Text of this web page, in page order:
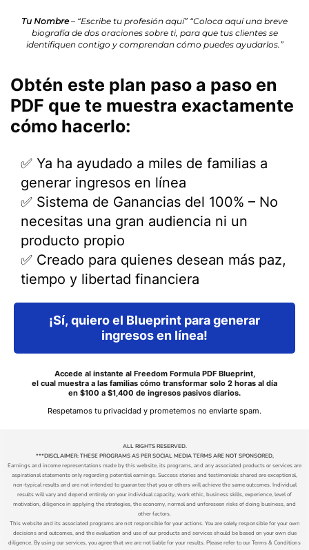
Tu Nombre– “Escribe tu profesión aquí” “Coloca aquí una breve
biografía de dos oraciones sobre ti, para que tus clientes se
identifiquen contigo y comprendan cómo puedes ayudarlos.”
Obtén este plan paso a paso en
PDF que te muestra exactamente
cómo hacerlo:
✅ Ya ha ayudado a miles de familias a
generar ingresos en línea
✅ Sistema de Ganancias del 100% – No
necesitas una gran audiencia ni un
producto propio
✅ Creado para quienes desean más paz,
tiempo y libertad financiera
¡Sí, quiero el Blueprint para generar
ingresos en línea!
Accede al instante al Freedom Formula PDF Blueprint,
el cual muestra a las familias cómo transformar solo 2 horas al día
en $100 a $1,400 de ingresos pasivos diarios.
Respetamos tu privacidad y prometemos no enviarte spam.
ALL RIGHTS RESERVED.
***DISCLAIMER: THESE PROGRAMS AS PER SOCIAL MEDIA TERMS ARE NOT SPONSORED,
Earnings and income representations made by this website, its programs, and any associated products or services are
aspirational statements only regarding potential earnings. Success stories and testimonials shared are exceptional,
non-typical results and are not intended to guarantee that you or others will achieve the same outcomes. Individual
results will vary and depend entirely on your individual capacity, work ethic, business skills, experience, level of
motivation, diligence in applying the strategies,theeconomy, normal and unforeseen risks of doing business, and
other factors.
This website and its associated programs are not responsible for your actions. You are solely responsible for your own
decisions and outcomes, and the evaluation and use of our products and services should be based on your own due
diligence. By using our services, you agree that we are not liable for your results. Please refer to our Terms & Conditions